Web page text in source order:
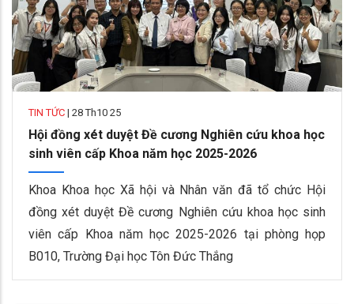
TIN TỨC | 28 Th10 25
Hội đồng xét duyệt Đề cương Nghiên cứu khoa học
sinh viên cấp Khoa năm học 2025-2026
Khoa Khoa học Xã hội và Nhân văn đã tổ chức Hội
đồng xét duyệt Đề cương Nghiên cứu khoa học sinh
viên cấp Khoa năm học 2025-2026 tại phòng họp
B010, Trường Đại học Tôn Đức Thắng